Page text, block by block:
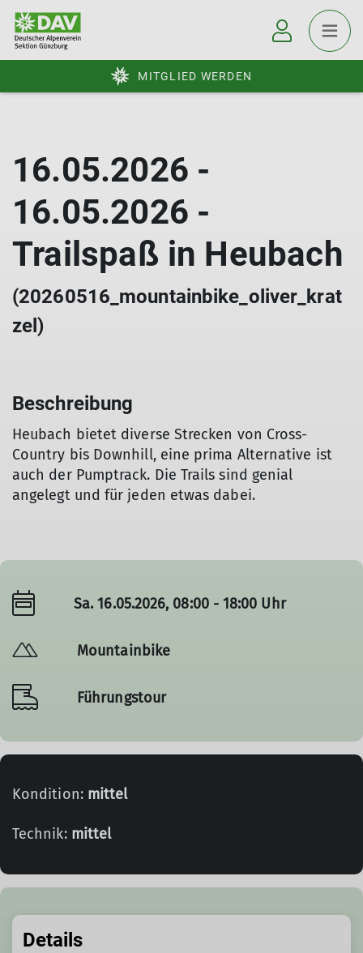
MITGLIED WERDEN
16.05.2026 -
16.05.2026 -
Trailspaß in Heubach
(20260516_mountainbike_oliver_krat
zel)
Beschreibung
Heubach bietet diverse Strecken von Cross-
Country bis Downhill, eine prima Alternative ist
auch der Pumptrack. Die Trails sind genial
angelegt und für jeden etwas dabei.
Sa. 16.05.2026, 08:00 - 18:00 Uhr
Mountainbike
Führungstour
Kondition: mittel
Technik: mittel
Details